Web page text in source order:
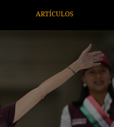
ARTÍCULOS